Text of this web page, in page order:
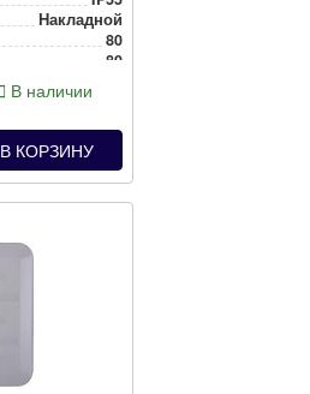
Накладной
80
80
В наличии
В КОРЗИНУ